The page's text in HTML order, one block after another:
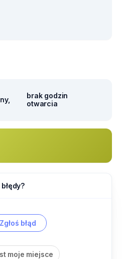
brak godzin
otwarcia
Zgłoś błąd
moje miejsce